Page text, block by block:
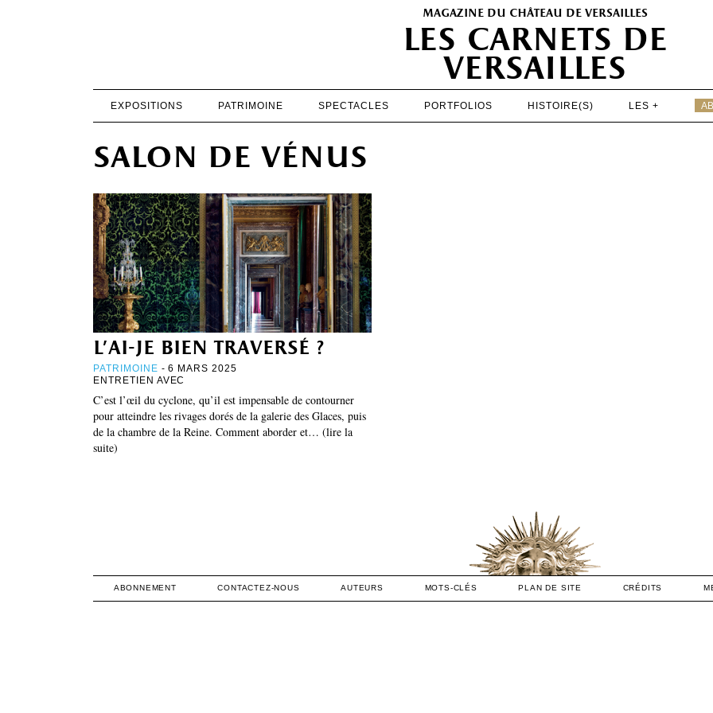
magazine du château de versailles
les carnets de
versailles
EXPOSITIONS PATRIMOINE SPECTACLES PORTFOLIOS HISTOIRE(S) LES +
salon de vénus
l’ai-je bien traversé ?
PATRIMOINE - 6 MARS 2025
ENTRETIEN AVEC
C’est l’œil du cyclone, qu’il est impensable de contourner
pour atteindre les rivages dorés de la galerie des Glaces, puis
de la chambre de la Reine. Comment aborder et… (lire la
suite)
ABONNEMENT CONTACTEZ-NOUS AUTEURS MOTS-CLÉS PLAN DE SITE CRÉDITS